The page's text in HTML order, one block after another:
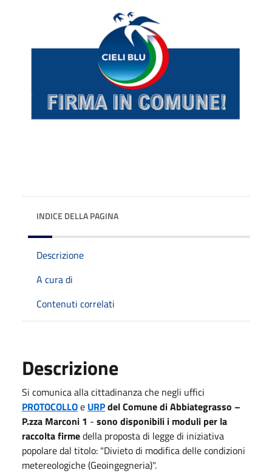
INDICE DELLA PAGINA
Descrizione
A cura di
Contenuti correlati
Descrizione
Si comunica alla cittadinanza che negli uffici
PROTOCOLLOe URPdel Comune di Abbiategrasso –
P.zza Marconi 1 - sono disponibili i moduli per la
raccolta firmedella proposta di legge di iniziativa
popolare dal titolo: "Divieto di modifica delle condizioni
metereologiche (Geoingegneria)".